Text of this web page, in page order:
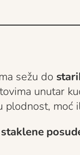
sežu do
unutar
moć
staklene